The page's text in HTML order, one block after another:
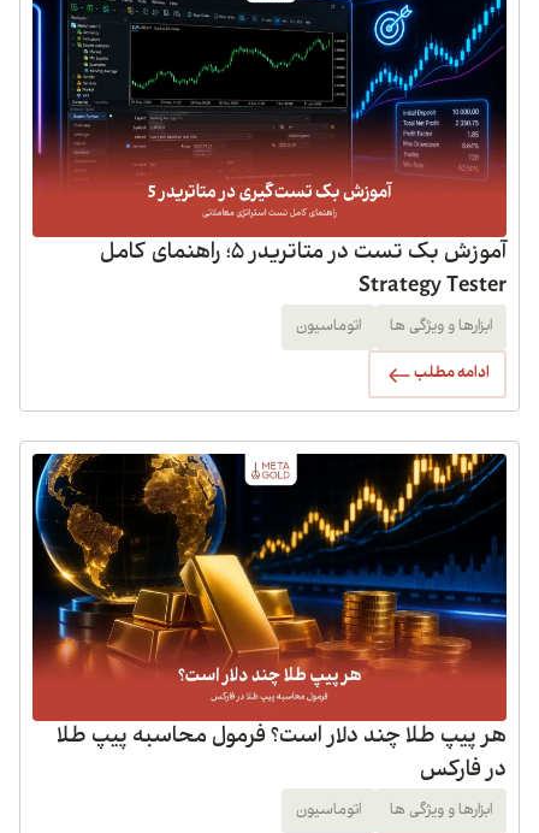
آموزش بک تست در متاتریدر 5؛ راهنمای کامل
Strategy Tester
ابزارها و ویژگی ها اتوماسیون
ادامه مطلب
هر پیپ طلا چند دلار است؟ فرمول محاسبه پیپ طلا
در فارکس
ابزارها و ویژگی ها اتوماسیون